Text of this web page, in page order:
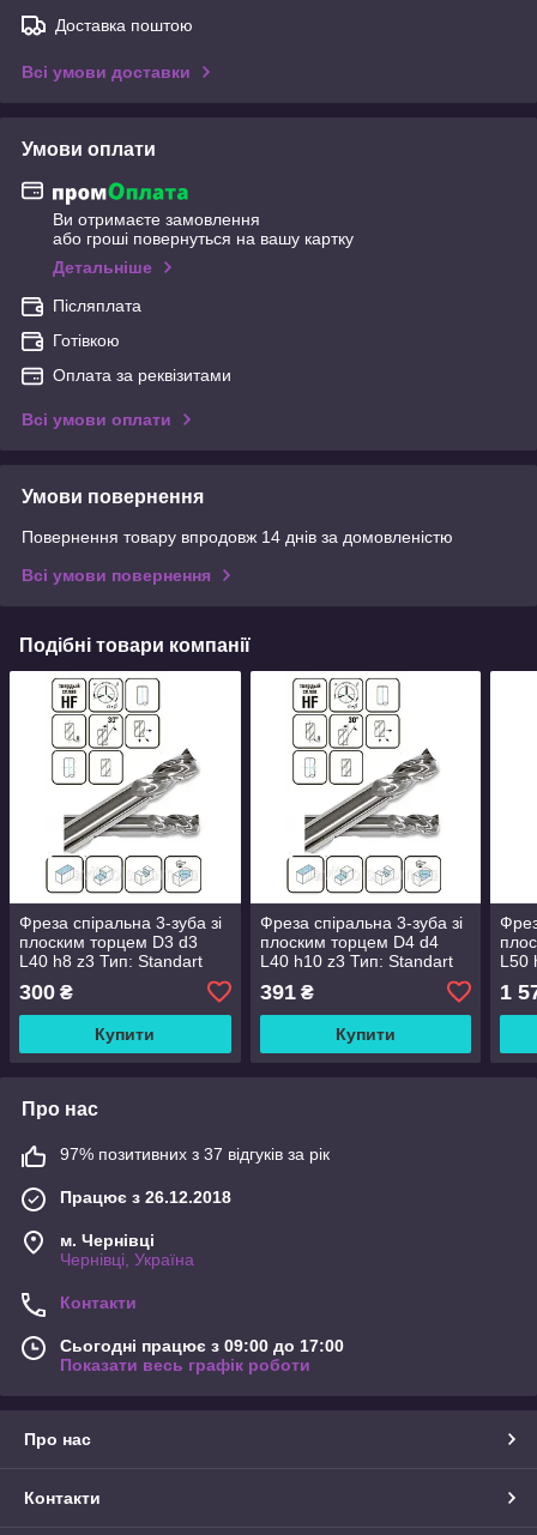
Доставка поштою
Всі умови доставки
Умови оплати
Ви отримаєте замовлення
або гроші повернуться на вашу картку
Детальніше
Післяплата
Готівкою
Оплата за реквізитами
Всі умови оплати
Умови повернення
Повернення товару впродовж 14 днів за домовленістю
Всі умови повернення
Подібні товари компанії
Фреза спіральна 3-зуба зі
плоским торцем D3 d3
L40 h8 z3 Тип: Standart
300 ₴
Купити
Фреза спіральна 3-зуба зі
плоским торцем D4 d4
L40 h10 z3 Тип: Standart
391₴
Купити
L50
1
Про нас
97% позитивних з 37 відгуків за рік
Працює з 26.12.2018
м. Чернівці
Чернівці, Україна
Контакти
Сьогодні працює з 09:00 до 17:00
Показати весь графік роботи
Про нас
Контакти